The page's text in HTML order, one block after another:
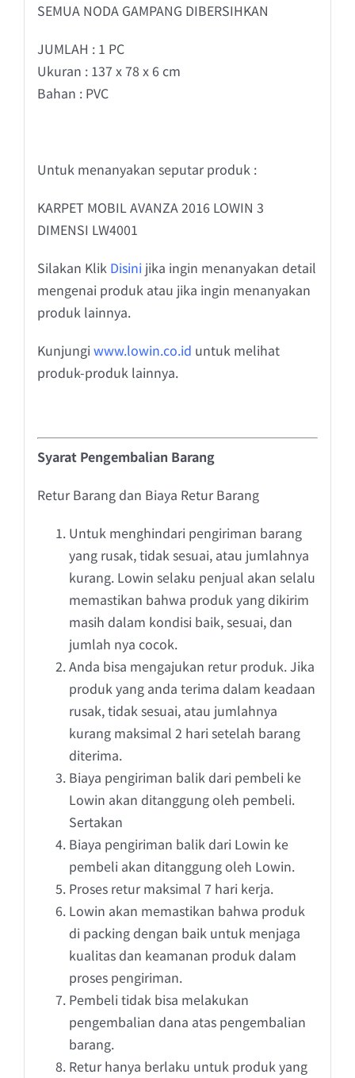
SEMUA NODA GAMPANG DIBERSIHKAN
JUMLAH : 1 PC
Ukuran : 137 x 78 x 6 cm
Bahan : PVC
Untuk menanyakan seputar produk :
KARPET MOBIL AVANZA 2016 LOWIN 3
DIMENSI LW4001
Silakan Klik Disini jika ingin menanyakan detail
mengenai produk atau jika ingin menanyakan
produk lainnya.
Kunjungiwww.lowin.co.id untuk melihat
produk-produk lainnya.
Syarat Pengembalian Barang
Retur Barang dan Biaya Retur Barang
Untuk menghindari pengiriman barang
yang rusak, tidak sesuai, atau jumlahnya
kurang. Lowin selaku penjual akan selalu
memastikan bahwa produk yang dikirim
masih dalam kondisi baik, sesuai, dan
jumlah nya cocok.
Anda bisa mengajukan retur produk. Jika
produk yang anda terima dalam keadaan
rusak, tidak sesuai, atau jumlahnya
kurang maksimal 2 hari setelah barang
diterima.
Biaya pengiriman balik dari pembeli ke
Lowin akan ditanggung oleh pembeli.
Sertakan
Biaya pengiriman balik dari Lowin ke
pembeli akan ditanggung oleh Lowin.
Proses retur maksimal 7 hari kerja.
Lowin akan memastikan bahwa produk
di packing dengan baik untuk menjaga
kualitas dan keamanan produk dalam
proses pengiriman.
Pembeli tidak bisa melakukan
pengembalian dana atas pengembalian
barang.
Retur hanya berlaku untuk produk yang